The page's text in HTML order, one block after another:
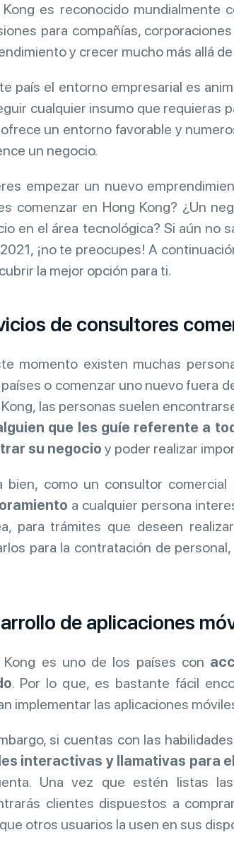
Kong es reconocido mundialmente
para compañías,
y crecer mucho más allá
país el entorno empresarial es
cualquier insumo que requieras
un entorno favorable y
un negocio.
empezar un nuevo
comenzar en Hong Kong? ¿Un
en el área tecnológica? Si aún no
¡no te preocupes! A
la mejor opción para ti.
de consultores
momento existen muchas
o comenzar uno nuevo fuera
las personas suelen
que les guíe referente a
su negocio y poder realizar
bien, como un consultor
a cualquier persona
para trámites que deseen
para la contratación de
de aplicaciones
Kong es uno de los países con
. Por lo que, es bastante fácil
implementar las aplicaciones
si cuentas con las
interactivas y llamativas para
Una vez que estén listas
clientes dispuestos a
otros usuarios la usen en sus